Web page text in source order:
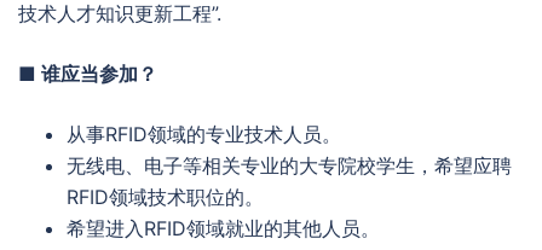
技术人才知识更新工程”.
■ 谁应当参加？
从事RFID领域的专业技术人员。
无线电、电子等相关专业的大专院校学生，希望应聘
RFID领域技术职位的。
希望进入RFID领域就业的其他人员。